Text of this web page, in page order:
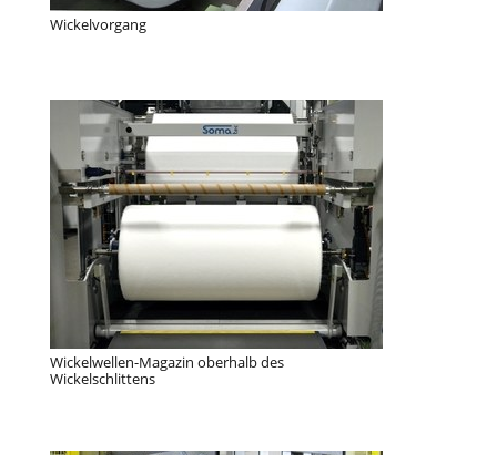
Wickelvorgang
Wickelwellen-Magazin oberhalb des
Wickelschlittens